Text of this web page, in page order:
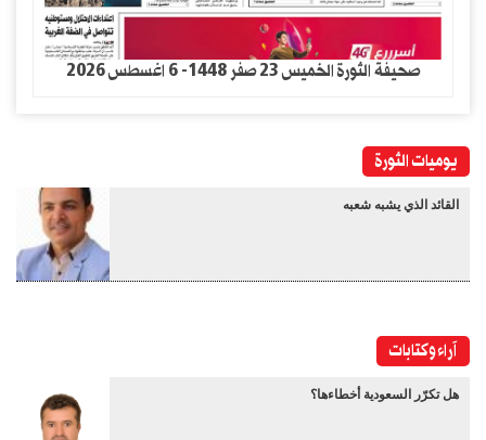
صحيفة الثورة الخميس 23 صفر 1448- 6 اغسطس 2026
يوميات الثورة
القائد الذي يشبه شعبه
آراء وكتابات
هل تكرّر السعودية أخطاءها؟